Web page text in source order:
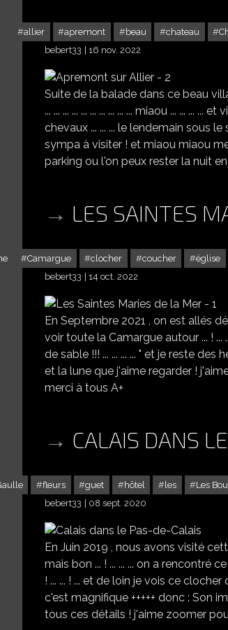
allier apremont beau chateau
bebert33
16 nov. 2022
Suite de la balade dans ce beau
... ... ... ... ... ... ... ... ... ... miaou ... ...
chevaux ... ... ... le lendemain sous
sympa à visiter ! et miaou miaou
parking ou l'on peux rester la nuit en
LES SAINTES
Camargue clocher coucher église
bebert33
14 oct. 2022
En Septembre 2021 , on est allés
voir toute la Camargue autour ... ! ...
de sable !!! ... ... ... ... " et je reste des
et la lune que j'aime regarder !
merci à tous A+
CALAIS DANS
fleurs guet hôtel les Les
bebert33
08 sept. 2020
En Juin 2019 , nous avons visité
mais bon ... ! ... ... ... on a rencontré
! ... ... ! ... et de loin je vois ce
c'est magnifique +++++ donc : Son
tous ces détails ! j'aime zoomer